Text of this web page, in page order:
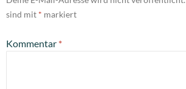
sind mit * markiert
Kommentar *